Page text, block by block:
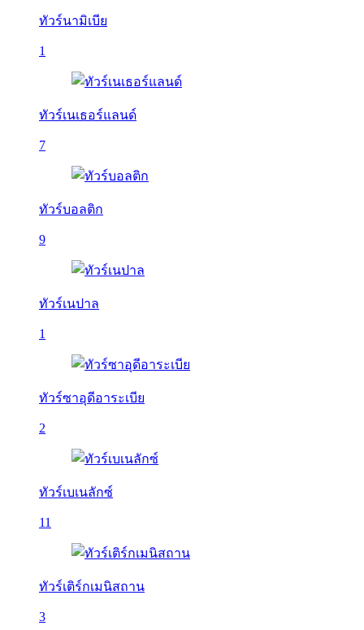
ทัวร์นามิเบีย
1
ทัวร์เนเธอร์แลนด์
7
ทัวร์บอลติก
9
ทัวร์เนปาล
1
ทัวร์ซาอุดีอาระเบีย
2
ทัวร์เบเนลักซ์
11
ทัวร์เติร์กเมนิสถาน
3